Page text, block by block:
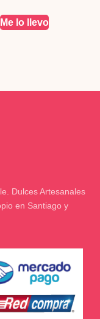
Me lo llevo
Dulces Artesanales
en Santiago y